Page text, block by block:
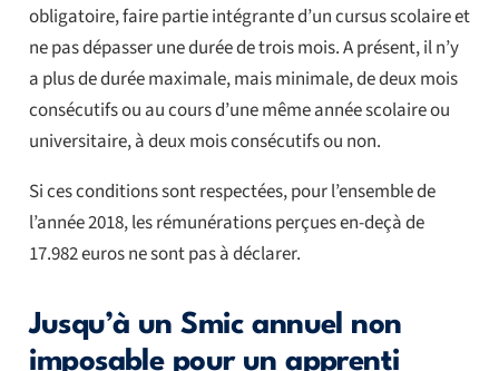
obligatoire, faire partie intégrante d’un cursus scolaire et
ne pas dépasser une durée de trois mois. A présent, il n’y
a plus de durée maximale, mais minimale, de deux mois
consécutifs ou au cours d’une même année scolaire ou
universitaire, à deux mois consécutifs ou non.
Si ces conditions sont respectées, pour l’ensemble de
l’année 2018, les rémunérations perçues en-deçà de
17.982 euros ne sont pas à déclarer.
Jusqu’à un Smic annuel non
imposable pour un apprenti